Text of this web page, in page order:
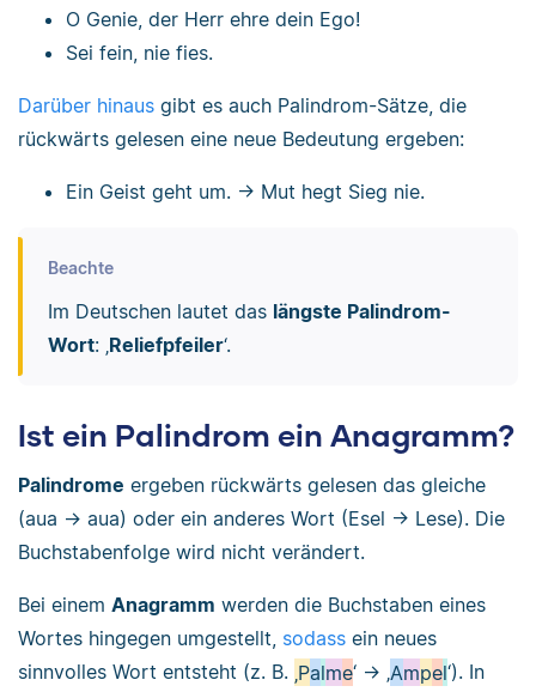
O Genie, der Herr ehre dein Ego!
Sei fein, nie fies.
Darüber hinaus gibt es auch Palindrom-Sätze, die
rückwärts gelesen eine neue Bedeutung ergeben:
Ein Geist geht um. → Mut hegt Sieg nie.
Beachte
Im Deutschen lautet das längste Palindrom-
Wort: ‚ Reliefpfeiler‘.
Ist ein Palindrom ein Anagramm?
Palindrome ergeben rückwärts gelesen das gleiche
(aua → aua) oder ein anderes Wort (Esel → Lese). Die
Buchstabenfolge wird nicht verändert.
Bei einem Anagramm werden die Buchstaben eines
Wortes hingegen umgestellt, sodass ein neues
sinnvolles Wort entsteht (z. B. ‚Palme‘ → ‚Ampel‘). In